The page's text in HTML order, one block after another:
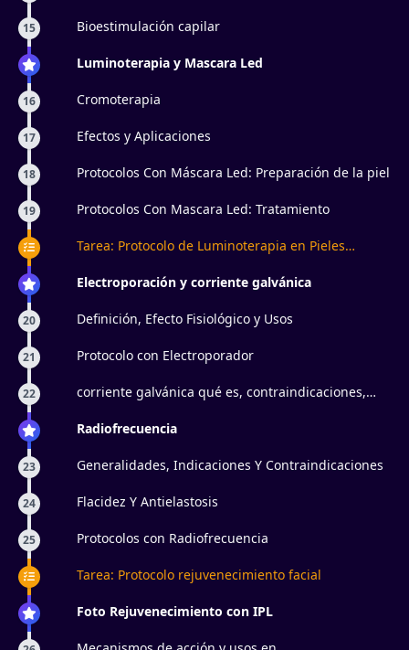
15 Bioestimulación capilar
Luminoterapia y Mascara Led
16 Cromoterapia
17 Efectos y Aplicaciones
18 Protocolos Con Máscara Led: Preparación de la piel
19 Protocolos Con Mascara Led: Tratamiento
Tarea: Protocolo de Luminoterapia en Pieles
Electroporación y corriente galvánica
20 Definición, Efecto Fisiológico y Usos
21 Protocolo con Electroporador
22
corriente galvánica qué es, contraindicaciones,
Radiofrecuencia
23 Generalidades, Indicaciones Y Contraindicaciones
24 Flacidez Y Antielastosis
25 Protocolos con Radiofrecuencia
Tarea: Protocolo rejuvenecimiento facial
Foto Rejuvenecimiento con IPL